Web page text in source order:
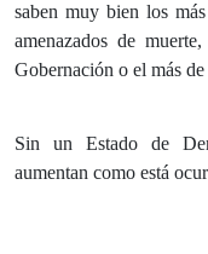
saben muy bien los
amenazados de
Gobernación o el más
Sin un Estado de
aumentan como está